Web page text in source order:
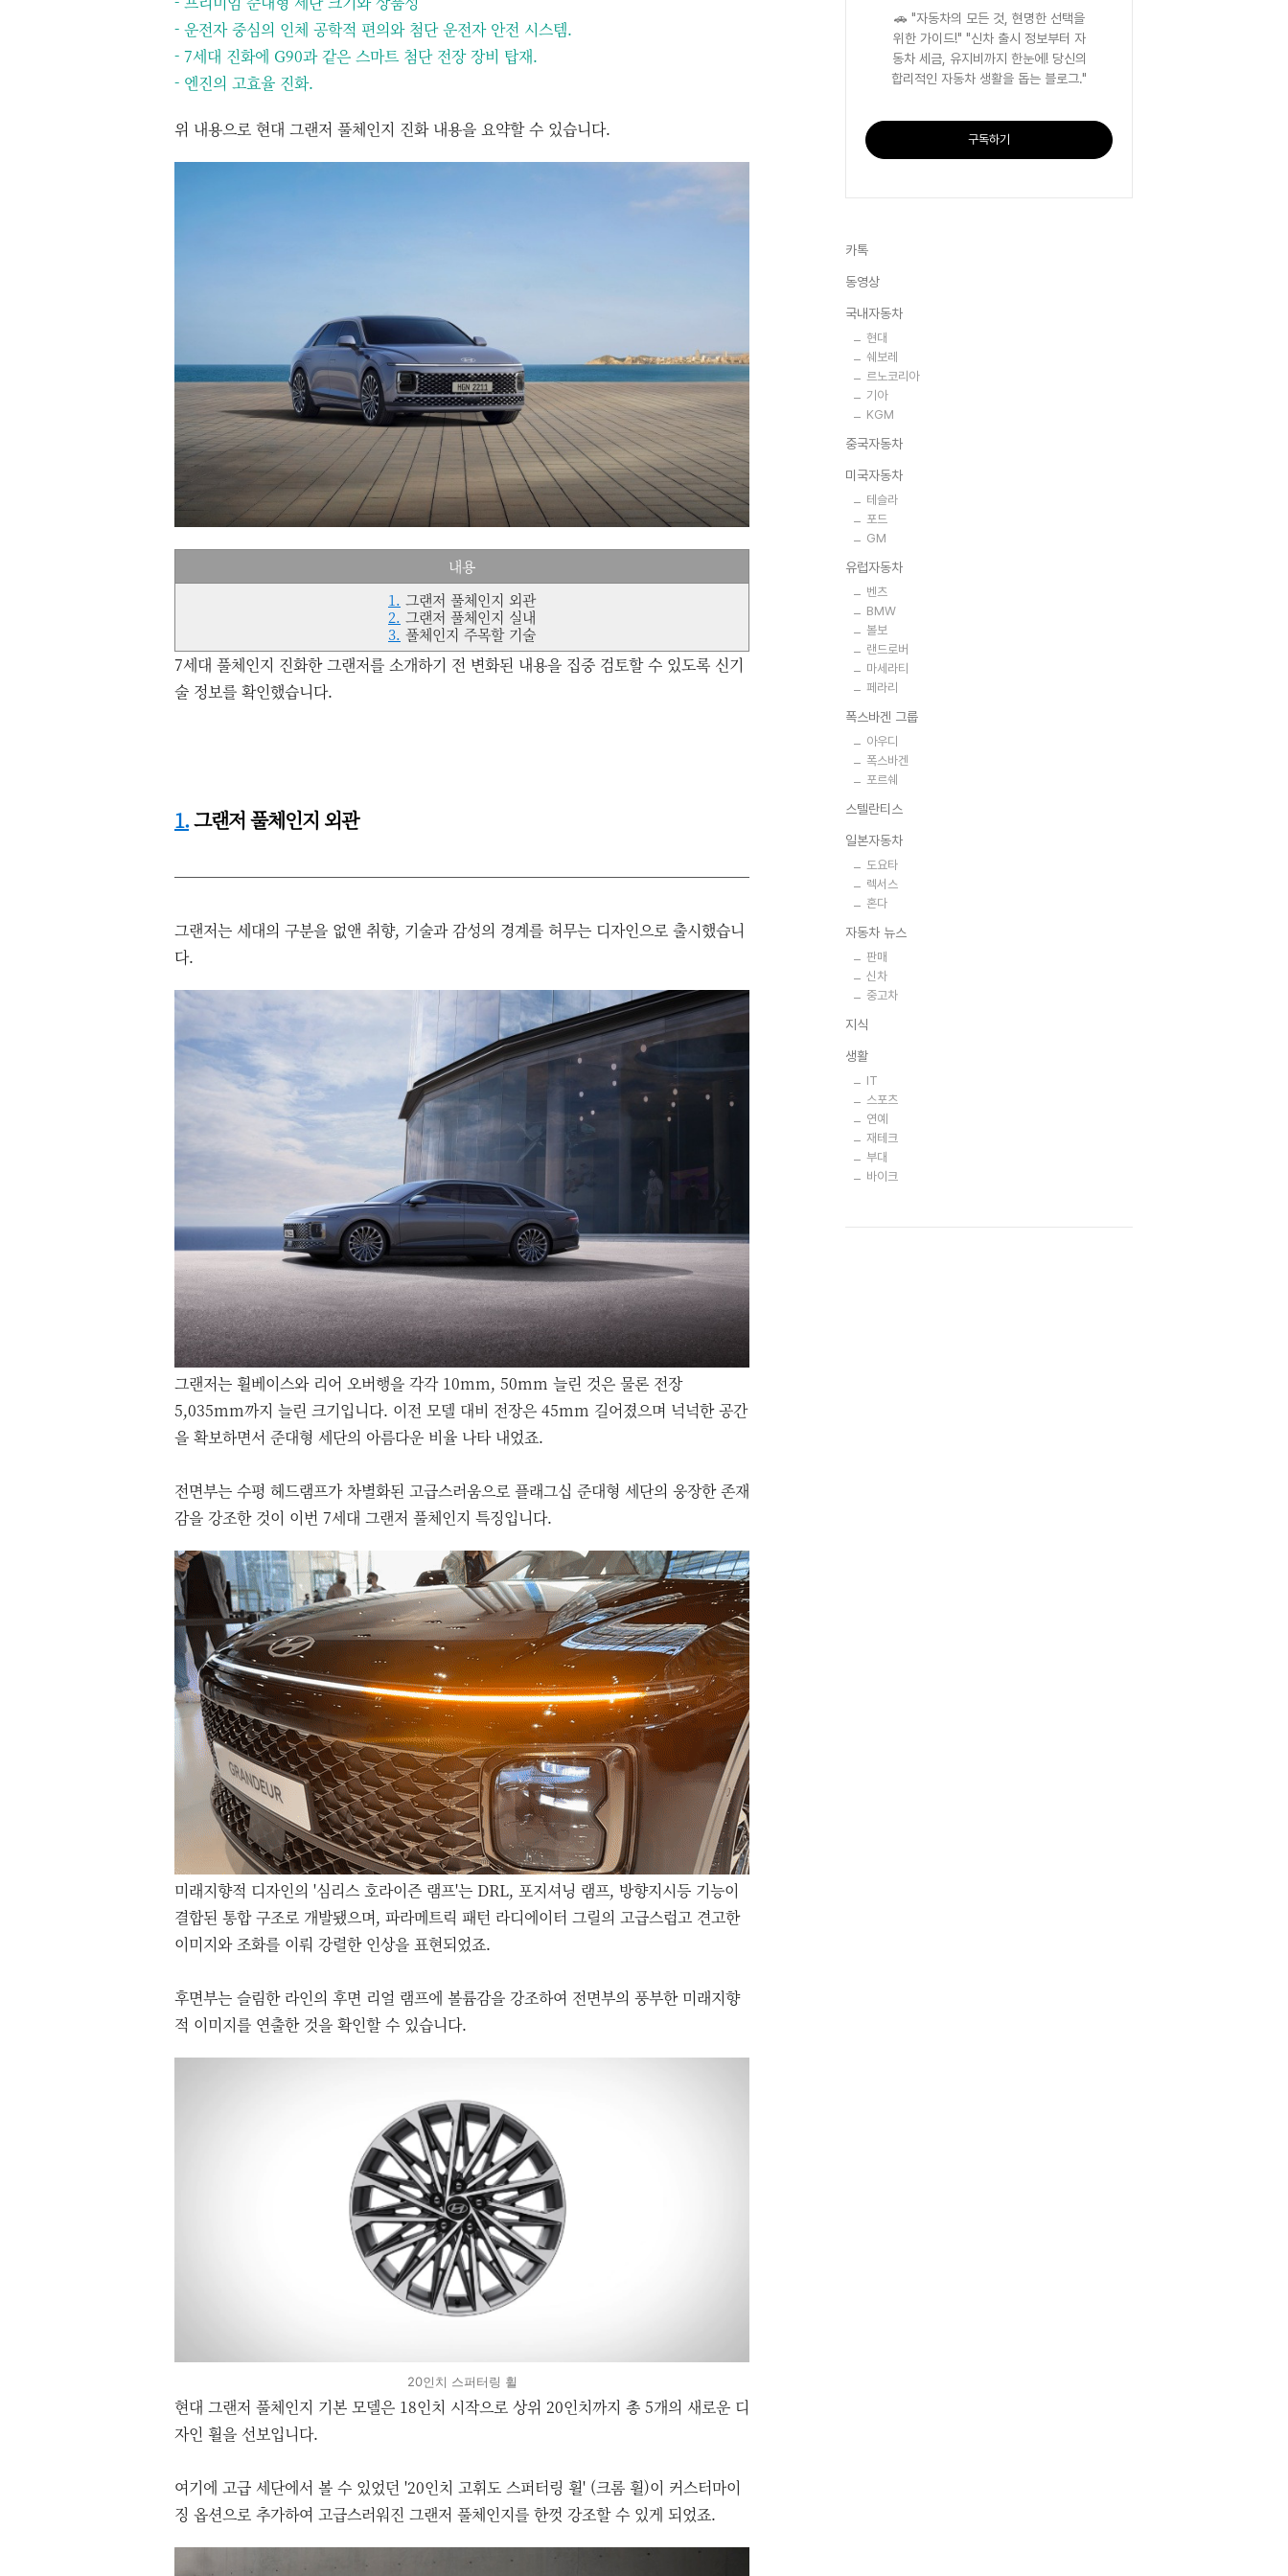
- 운전자 중심의 인체 공학적 편의와 첨단 운전자 안전 시스템.
- 7세대 진화에 G90과 같은 스마트 첨단 전장 장비 탑재.
- 엔진의 고효율 진화.
위 내용으로 현대 그랜저 풀체인지 진화 내용을 요약할 수 있습니다.
내용
1. 그랜저 풀체인지 외관
2. 그랜저 풀체인지 실내
3. 풀체인지 주목할 기술
7세대 풀체인지 진화한 그랜저를 소개하기 전 변화된 내용을 집중 검토할 수 있도록 신기
술 정보를 확인했습니다.
1.그랜저 풀체인지 외관
그랜저는 세대의 구분을 없앤 취향, 기술과 감성의 경계를 허무는 디자인으로 출시했습니
다.
그랜저는 휠베이스와 리어 오버행을 각각 10mm, 50mm 늘린 것은 물론 전장
5,035mm까지 늘린 크기입니다. 이전 모델 대비 전장은 45mm 길어졌으며 넉넉한 공간
을 확보하면서 준대형 세단의 아름다운 비율 나타 내었죠.
전면부는 수평 헤드램프가 차별화된 고급스러움으로 플래그십 준대형 세단의 웅장한 존재
감을 강조한 것이 이번 7세대 그랜저 풀체인지 특징입니다.
미래지향적 디자인의 '심리스 호라이즌 램프'는 DRL, 포지셔닝 램프, 방향지시등 기능이
결합된 통합 구조로 개발됐으며, 파라메트릭 패턴 라디에이터 그릴의 고급스럽고 견고한
이미지와 조화를 이뤄 강렬한 인상을 표현되었죠.
후면부는 슬림한 라인의 후면 리얼 램프에 볼륨감을 강조하여 전면부의 풍부한 미래지향
적 이미지를 연출한 것을 확인할 수 있습니다.
20인치 스퍼터링 휠
현대 그랜저 풀체인지 기본 모델은 18인치 시작으로 상위 20인치까지 총 5개의 새로운 디
자인 휠을 선보입니다.
여기에 고급 세단에서 볼 수 있었던 '20인치 고휘도 스퍼터링 휠' (크롬 휠)이 커스터마이
징 옵션으로 추가하여 고급스러워진 그랜저 풀체인지를 한껏 강조할 수 있게 되었죠.
🚗 "자동차의 모든 것, 현명한 선택을
위한 가이드!" "신차 출시 정보부터 자
동차 세금, 유지비까지 한눈에! 당신의
합리적인 자동차 생활을 돕는 블로그."
구독하기
카톡
동영상
국내자동차
현대
쉐보레
르노코리아
기아
KGM
중국자동차
미국자동차
테슬라
포드
GM
유럽자동차
벤츠
BMW
볼보
랜드로버
마세라티
페라리
폭스바겐 그룹
아우디
폭스바겐
포르쉐
스텔란티스
일본자동차
도요타
렉서스
혼다
자동차 뉴스
판매
신차
중고차
지식
생활
IT
스포츠
연예
재테크
부대
바이크